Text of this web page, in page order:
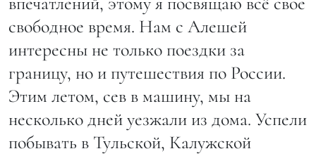
свободное время. Нам с Алешей
интересны не только поездки за
границу, но и путешествия по России.
Этим летом, сев в машину, мы на
несколько дней уезжали из дома. Успели
побывать в Тульской, Калужской